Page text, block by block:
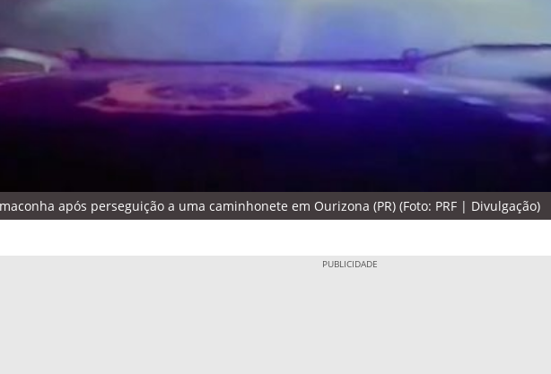
após perseguição a uma caminhonete em Ourizona (PR) (Foto: PRF | Divulgação)